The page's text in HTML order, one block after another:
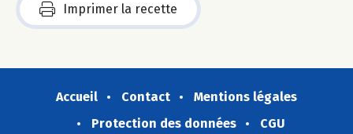
Imprimer la recette
Accueil Contact
Mentions légales
Protection des données
CGU